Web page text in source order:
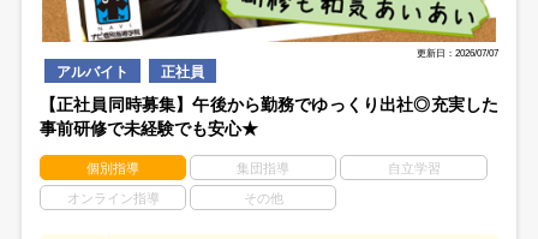
更新日：2026/07/07
アルバイト 正社員
【正社員同時募集】午後から勤務でゆっくり出社◎充実した
事前研修で未経験でも安心★
個別指導 集団指導 自立学習
オンライン指導 その他